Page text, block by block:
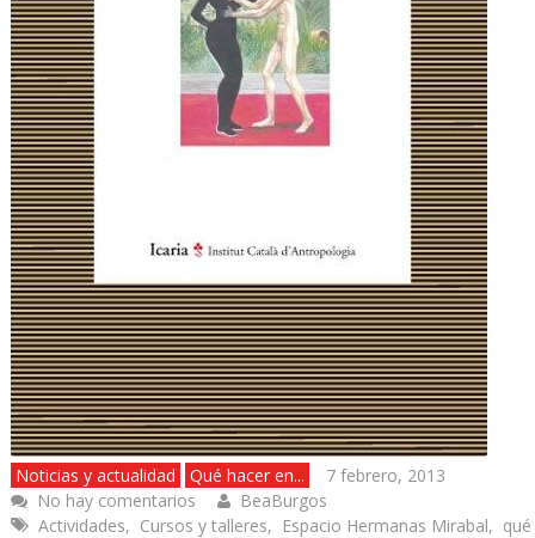
Noticias y actualidad Qué hacer en...
7 febrero, 2013
No hay comentarios
BeaBurgos
Actividades, Cursos y talleres, Espacio Hermanas Mirabal,